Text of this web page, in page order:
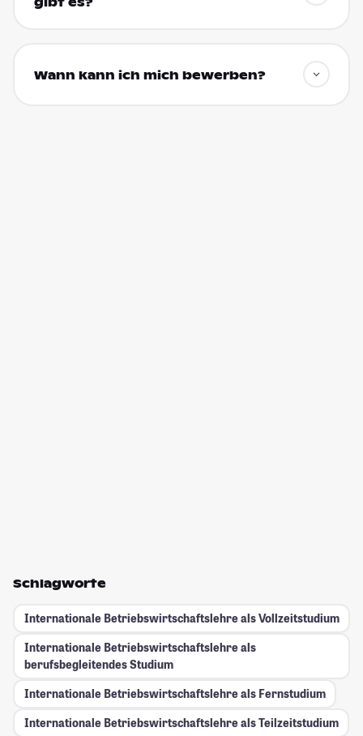
Wann kann ich mich bewerben?
Schlagworte
Internationale Betriebswirtschaftslehre als Vollzeitstudium
Internationale Betriebswirtschaftslehre als
berufsbegleitendes Studium
Internationale Betriebswirtschaftslehre als Fernstudium
Internationale Betriebswirtschaftslehre als Teilzeitstudium